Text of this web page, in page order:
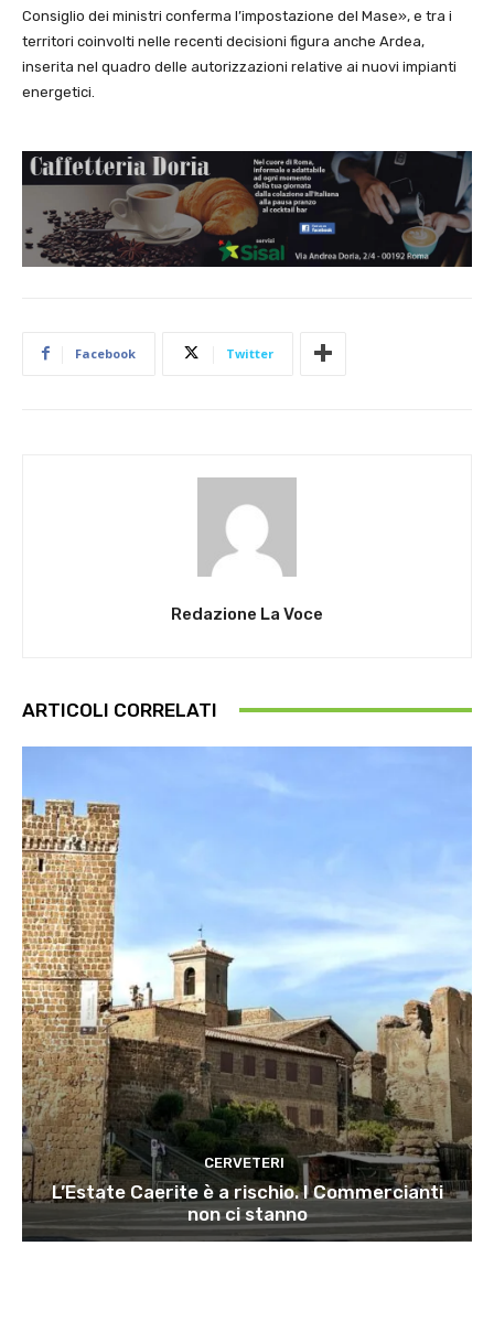
Consiglio dei ministri conferma l’impostazione del Mase», e tra i
territori coinvolti nelle recenti decisioni figura anche Ardea,
inserita nel quadro delle autorizzazioni relative ai nuovi impianti
energetici.
Facebook Twitter
Redazione La Voce
ARTICOLI CORRELATI
CERVETERI
L’Estate Caerite è a rischio. I Commercianti
non ci stanno